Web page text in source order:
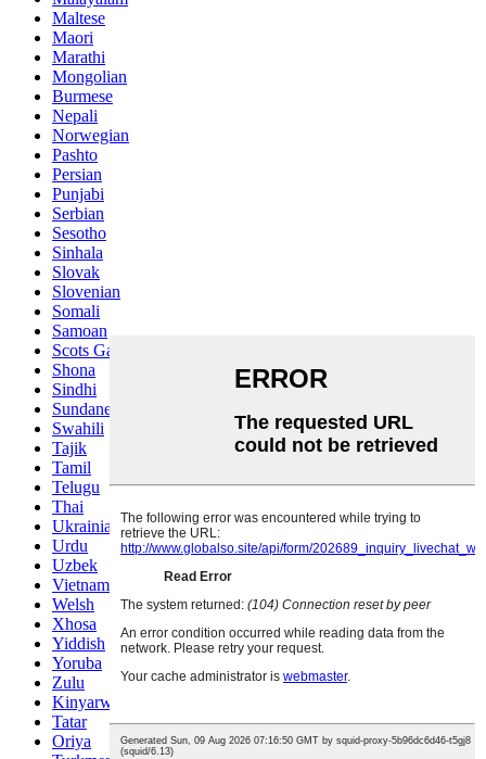
Maltese
Maori
Marathi
Mongolian
Burmese
Nepali
Norwegian
Pashto
Persian
Punjabi
Serbian
Sesotho
Sinhala
Slovak
Slovenian
Somali
Samoan
Scots Gaelic
Shona
Sindhi
Sundanese
Swahili
Tajik
Tamil
Telugu
Thai
Ukrainian
Urdu
Uzbek
Vietnamese
Welsh
Xhosa
Yiddish
Yoruba
Zulu
Kinyarwanda
Tatar
Oriya